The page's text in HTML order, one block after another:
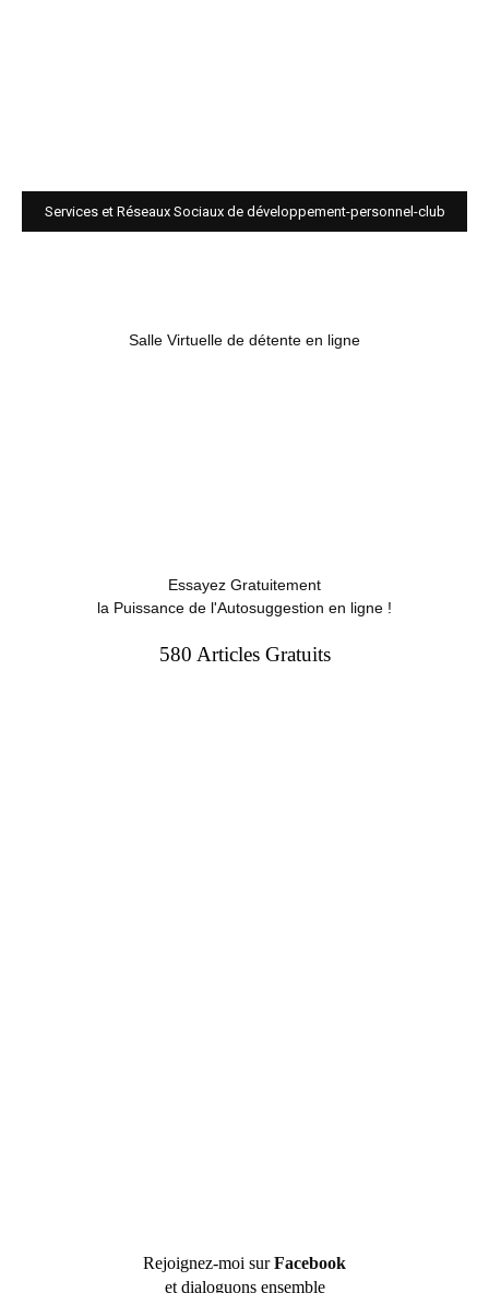
Services et Réseaux Sociaux de développement-personnel-club
Salle Virtuelle de détente en ligne
Essayez Gratuitement
la Puissance de l'Autosuggestion en ligne !
580 Articles Gratuits
Rejoignez-moi surFacebook
et dialoguons ensemble